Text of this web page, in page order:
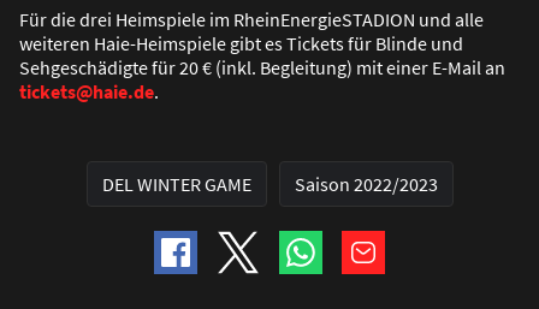
Für die drei Heimspiele im RheinEnergieSTADION und alle
weiteren Haie-Heimspiele gibt es Tickets für Blinde und
Sehgeschädigte für 20 € (inkl. Begleitung) mit einer E-Mail an
tickets@haie.de.
DEL WINTER GAME Saison 2022/2023